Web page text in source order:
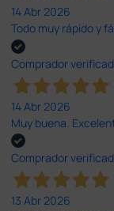
14 Abr 2026
Todo muy rápido y
Comprador
14 Abr 2026
Muy buena.
Comprador
13 Abr 2026